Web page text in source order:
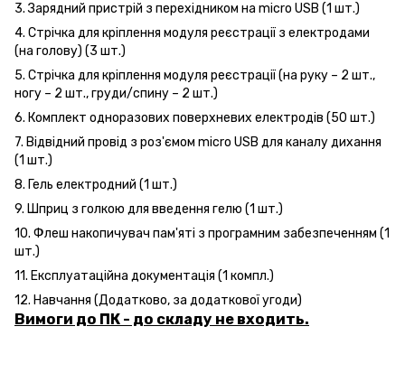
3. Зарядний пристрій з перехідником на micro USB (1 шт.)
4. Стрічка для кріплення модуля реєстрації з електродами
(на голову) (3 шт.)
5. Стрічка для кріплення модуля реєстрації (на руку – 2 шт.,
ногу – 2 шт., груди/спину – 2 шт.)
6. Комплект одноразових поверхневих електродів (50 шт.)
7. Відвідний провід з роз'ємом micro USB для каналу дихання
(1 шт.)
8. Гель електродний (1 шт.)
9. Шприц з голкою для введення гелю (1 шт.)
10. Флеш накопичувач пам'яті з програмним забезпеченням (1
шт.)
11. Експлуатаційна документація (1 компл.)
12. Навчання (Додатково, за додаткової угоди)
Вимоги до ПК - до складу не входить.